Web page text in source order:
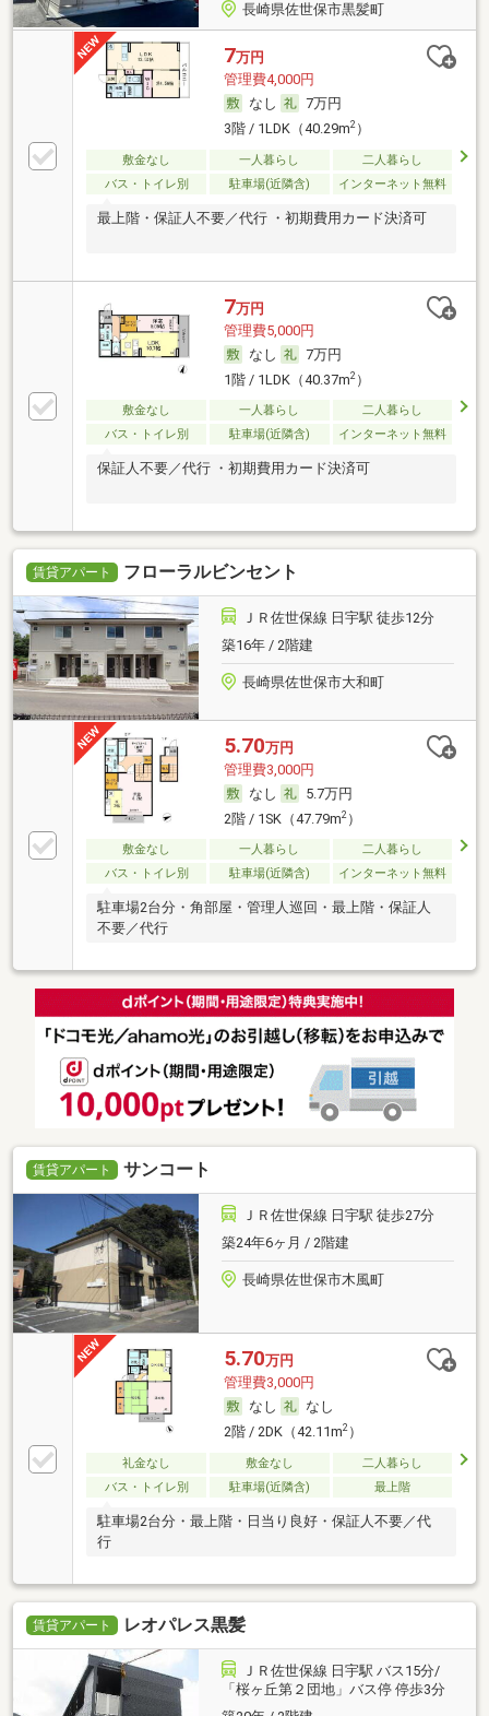
長崎県佐世保市黒髪町
7万円
管理費4,000円
なし
7万円
3階 / 1LDK（40.29m2）
敷金なし 一人暮らし
二人暮らし
バス・トイレ別
駐車場(近隣含) インターネット無料
最上階・保証人不要／代行 ・初期費用カード決済可
7万円
管理費5,000円
なし
7万円
1階 / 1LDK（40.37m2）
敷金なし 一人暮らし
二人暮らし
バス・トイレ別
駐車場(近隣含) インターネット無料
保証人不要／代行 ・初期費用カード決済可
賃貸アパート フローラルビンセント
ＪＲ佐世保線 日宇駅 徒歩12分
築16年 / 2階建
長崎県佐世保市大和町
5.70万円
管理費3,000円
なし
5.7万円
2階 / 1SK（47.79m2）
敷金なし 一人暮らし
二人暮らし
バス・トイレ別
駐車場(近隣含) インターネット無料
駐車場2台分・角部屋・管理人巡回・最上階・保証人
不要／代行
賃貸アパート サンコート
ＪＲ佐世保線 日宇駅 徒歩27分
築24年6ヶ月 / 2階建
長崎県佐世保市木風町
5.70万円
管理費3,000円
なし
なし
2階 / 2DK（42.11m2）
礼金なし 敷金なし
二人暮らし
バス・トイレ別
駐車場(近隣含) 最上階
駐車場2台分・最上階・日当り良好・保証人不要／代
行
賃貸アパート レオパレス黒髪
ＪＲ佐世保線 日宇駅 バス15分/
「桜ヶ丘第２団地」バス停 停歩3分